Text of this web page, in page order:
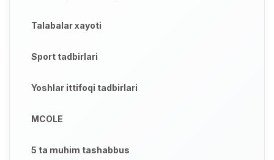
Talabalar xayoti
Sport tadbirlari
Yoshlar ittifoqi tadbirlari
MCOLE
5 ta muhim tashabbus